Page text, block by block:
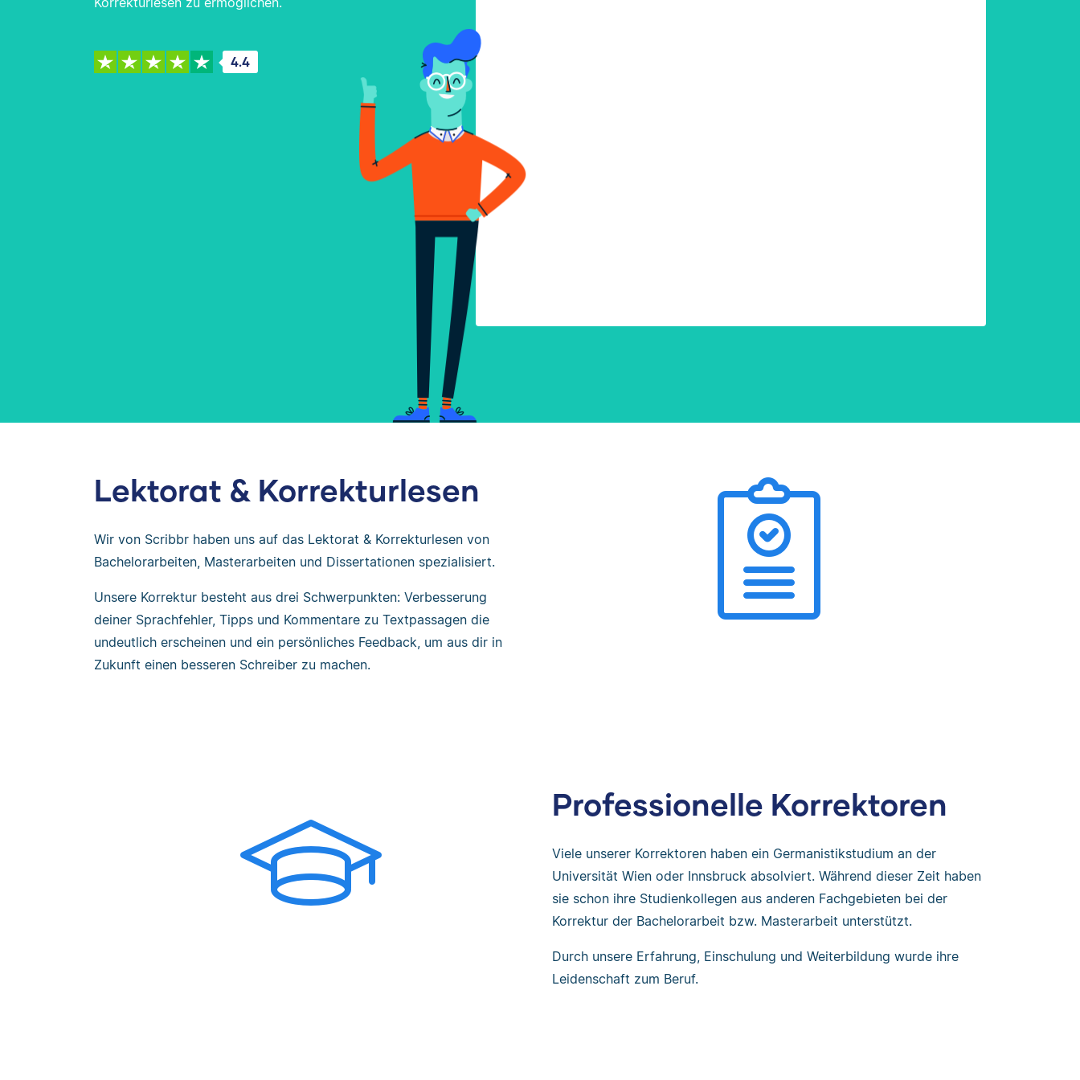
4.4
Lektorat & Korrekturlesen
Wir von Scribbr haben uns auf das Lektorat & Korrekturlesen von
Bachelorarbeiten, Masterarbeiten und Dissertationen spezialisiert.
Unsere Korrektur besteht aus drei Schwerpunkten: Verbesserung
deiner Sprachfehler, Tipps und Kommentare zu Textpassagen die
undeutlich erscheinen und ein persönliches Feedback, um aus dir in
Zukunft einen besseren Schreiber zu machen.
Professionelle Korrektoren
Viele unserer Korrektoren haben ein Germanistikstudium an der
Universität Wien oder Innsbruck absolviert. Während dieser Zeit haben
sie schon ihre Studienkollegen aus anderen Fachgebieten bei der
Korrektur der Bachelorarbeit bzw. Masterarbeit unterstützt.
Durch unsere Erfahrung, Einschulung und Weiterbildung wurde ihre
Leidenschaft zum Beruf.